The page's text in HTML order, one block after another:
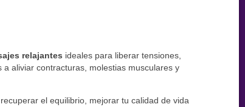
relajantes ideales para liberar tensiones,
a aliviar contracturas, molestias musculares y
el equilibrio, mejorar tu calidad de vida